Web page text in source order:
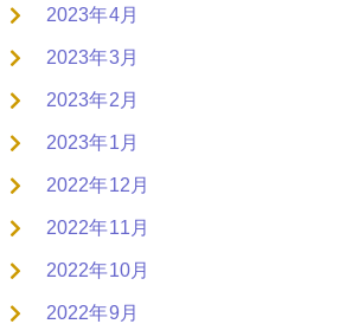
2023年4月
2023年3月
2023年2月
2023年1月
2022年12月
2022年11月
2022年10月
2022年9月